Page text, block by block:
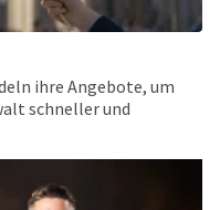
ihre Angebote, um
schneller und